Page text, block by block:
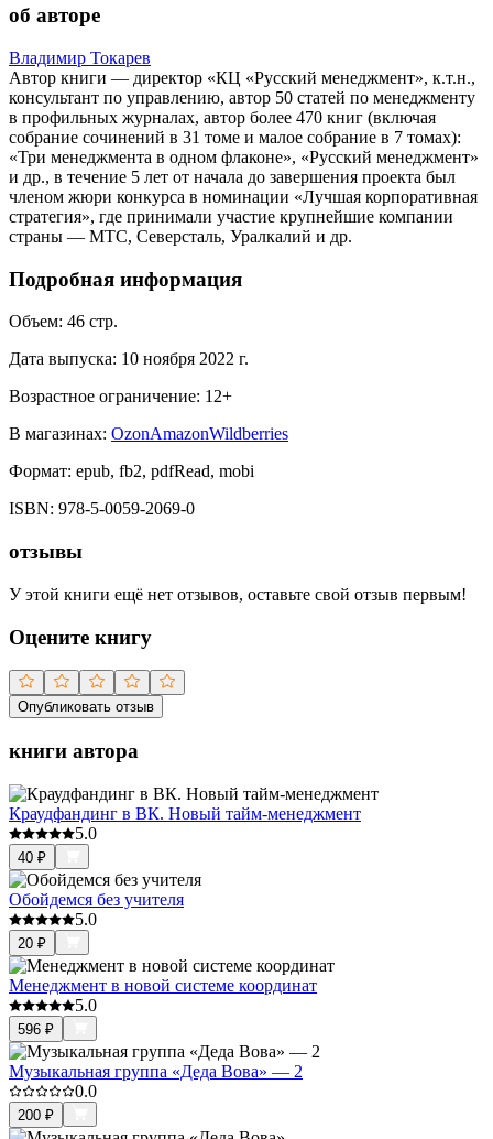
об авторе
Владимир Токарев
Автор книги — директор «КЦ «Русский менеджмент», к.т.н.,
консультант по управлению, автор 50 статей по менеджменту
в профильных журналах, автор более 470 книг (включая
собрание сочинений в 31 томе и малое собрание в 7 томах):
«Три менеджмента в одном флаконе», «Русский менеджмент»
и др., в течение 5 лет от начала до завершения проекта был
членом жюри конкурса в номинации «Лучшая корпоративная
стратегия», где принимали участие крупнейшие компании
страны — МТС, Северсталь, Уралкалий и др.
Подробная информация
Объем: 46 стр.
Дата выпуска: 10 ноября 2022 г.
Возрастное ограничение: 12+
В магазинах: OzonAmazonWildberries
Формат: epub, fb2, pdfRead, mobi
ISBN: 978-5-0059-2069-0
отзывы
У этой книги ещё нет отзывов, оставьте свой отзыв первым!
Оцените книгу
Опубликовать отзыв
книги автора
Краудфандинг в ВК. Новый тайм-менеджмент
5.0
40 ₽
Обойдемся без учителя
5.0
20 ₽
Менеджмент в новой системе координат
5.0
596 ₽
Музыкальная группа «Деда Вова» — 2
0.0
200 ₽